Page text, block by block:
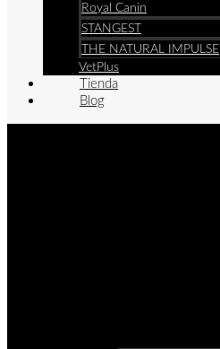
Royal Canin
STANGEST
THE NATURAL IMPULSE
VetPlus
Tienda
Blog